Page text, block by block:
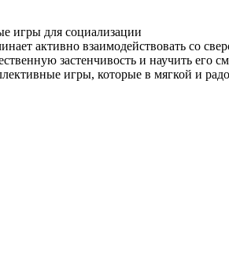
игры для социализации
активно взаимодействовать со
застенчивость и научить его
игры, которые в мягкой и